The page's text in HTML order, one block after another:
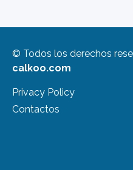
© Todos los derechos
calkoo.com
Privacy Policy
Contactos